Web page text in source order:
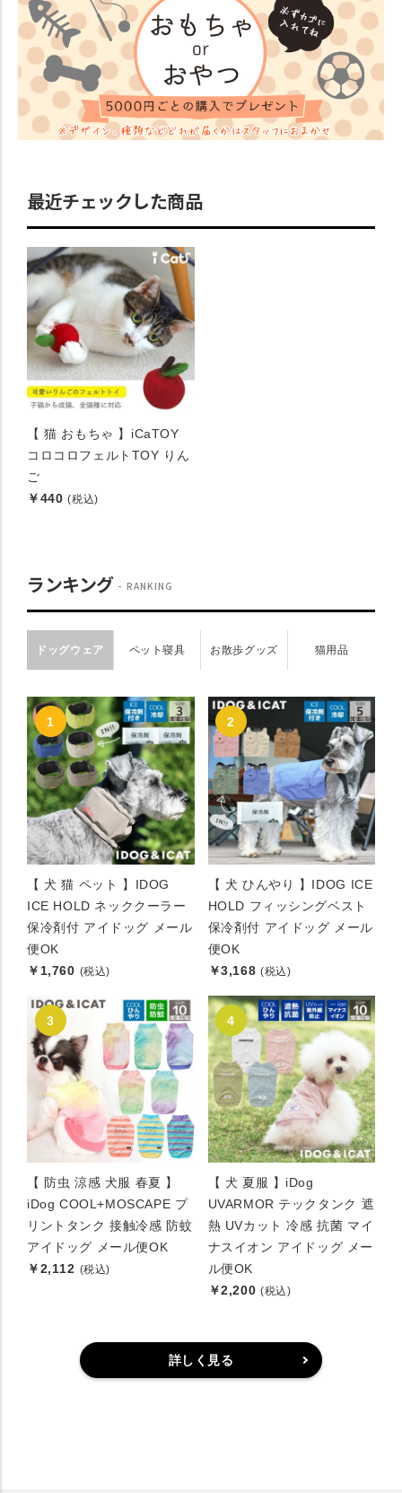
最近チェックした商品
【 猫 おもちゃ 】iCaTOY
コロコロフェルトTOY りん
ご
￥440 (税込)
ランキング RANKING
ドッグウェア ペット寝具 お散歩グッズ 猫用品
【 犬 猫 ペット 】IDOG
ICE HOLD ネッククーラー
保冷剤付 アイドッグ メール
便OK
￥1,760 (税込)
【 犬 ひんやり 】IDOG ICE
HOLD フィッシングベスト
保冷剤付 アイドッグ メール
便OK
￥3,168 (税込)
【 防虫 涼感 犬服 春夏 】
iDog COOL+MOSCAPE プ
リントタンク 接触冷感 防蚊
アイドッグ メール便OK
￥2,112 (税込)
【 犬 夏服 】iDog
UVARMOR テックタンク 遮
熱 UVカット 冷感 抗菌 マイ
ナスイオン アイドッグ メー
ル便OK
￥2,200 (税込)
詳しく見る